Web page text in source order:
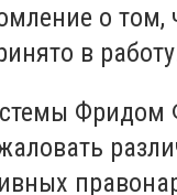
о том,
в
Фридом